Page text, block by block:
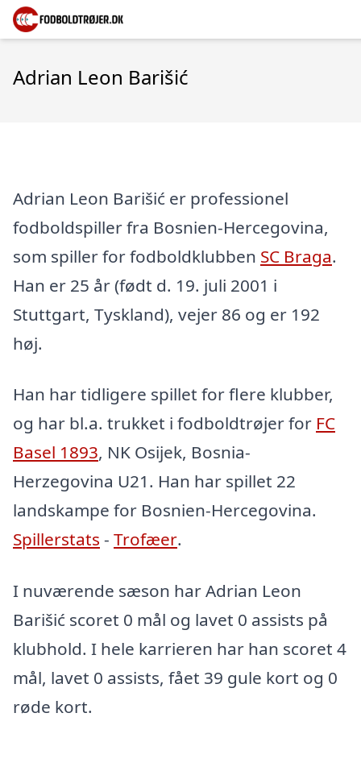
Adrian Leon Barišić
Adrian Leon Barišić er professionel
fodboldspiller fra Bosnien-Hercegovina,
som spiller for fodboldklubben SC Braga.
Han er 25 år (født d. 19. juli 2001 i
Stuttgart, Tyskland), vejer 86 og er 192
høj.
Han har tidligere spillet for flere klubber,
og har bl.a. trukket i fodboldtrøjer for FC
Basel 1893, NK Osijek, Bosnia-
Herzegovina U21. Han har spillet 22
landskampe for Bosnien-Hercegovina.
Spillerstats - Trofæer.
I nuværende sæson har Adrian Leon
Barišić scoret 0 mål og lavet 0 assists på
klubhold. I hele karrieren har han scoret 4
mål, lavet 0 assists, fået 39 gule kort og 0
røde kort.